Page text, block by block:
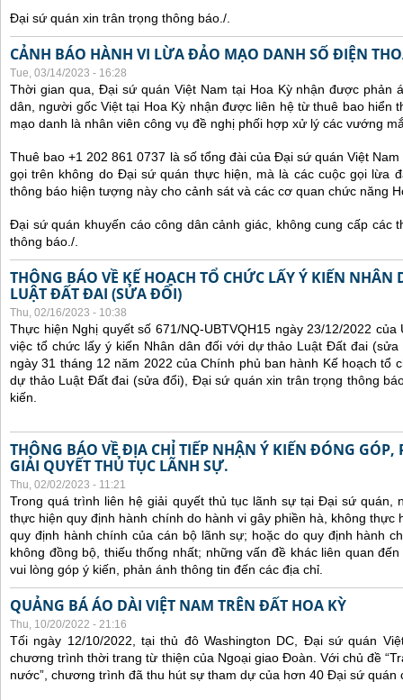
Đại sứ quán xin trân trọng thông báo./.
CẢNH BÁO HÀNH VI LỪA ĐẢO MẠO DANH SỐ ĐIỆN
Tue, 03/14/2023 - 16:28
Thời gian qua, Đại sứ quán Việt Nam tại Hoa Kỳ nhận được phản
dân, người gốc Việt tại Hoa Kỳ nhận được liên hệ từ thuê bao hiển
mạo danh là nhân viên công vụ đề nghị phối hợp xử lý các vướng
Thuê bao +1 202 861 0737 là số tổng đài của Đại sứ quán Việt
gọi trên không do Đại sứ quán thực hiện, mà là các cuộc gọi lừa
thông báo hiện tượng này cho cảnh sát và các cơ quan chức năng
Đại sứ quán khuyến cáo công dân cảnh giác, không cung cấp các
thông báo./.
THÔNG BÁO VỀ KẾ HOẠCH TỔ CHỨC LẤY Ý KIẾN
LUẬT ĐẤT ĐAI (SỬA ĐỔI)
Thu, 02/16/2023 - 10:38
Thực hiện Nghị quyết số 671/NQ-UBTVQH15 ngày 23/12/2022
việc tổ chức lấy ý kiến Nhân dân đối với dự thảo Luật Đất đai (sửa
ngày 31 tháng 12 năm 2022 của Chính phủ ban hành Kế hoạch tổ
dự thảo Luật Đất đai (sửa đổi), Đại sứ quán xin trân trọng thông
kiến.
THÔNG BÁO VỀ ĐỊA CHỈ TIẾP NHẬN Ý KIẾN ĐÓNG GÓP,
GIẢI QUYẾT THỦ TỤC LÃNH SỰ.
Thu, 02/02/2023 - 11:21
Trong quá trình liên hệ giải quyết thủ tục lãnh sự tại Đại sứ quán,
thực hiện quy định hành chính do hành vi gây phiền hà, không thực
quy định hành chính của cán bộ lãnh sự; hoặc do quy định hành
không đồng bộ, thiếu thống nhất; những vấn đề khác liên quan
vui lòng góp ý kiến, phản ánh thông tin đến các địa chỉ.
QUẢNG BÁ ÁO DÀI VIỆT NAM TRÊN ĐẤT HOA KỲ
Thu, 10/20/2022 - 21:16
Tối ngày 12/10/2022, tại thủ đô Washington DC, Đại sứ quán
chương trình thời trang từ thiện của Ngoại giao Đoàn. Với chủ đề
nước”, chương trình đã thu hút sự tham dự của hơn 40 Đại sứ quán